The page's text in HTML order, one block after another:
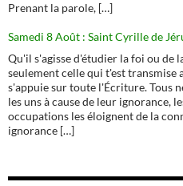
Prenant la parole, […]
Samedi 8 Août : Saint Cyrille de
Qu'il s'agisse d'étudier la foi ou de
seulement celle qui t'est
s'appuie sur toute l'Écriture. Tous
les uns à cause de leur ignorance,
occupations les éloignent de la
ignorance […]